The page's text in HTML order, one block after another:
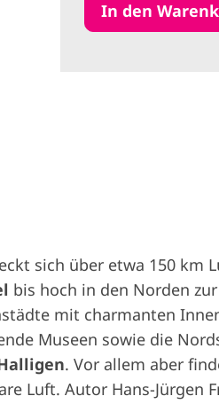
sich über etwa 150 km
bis hoch in den Norden zur
mit charmanten
Museen sowie die
. Vor allem aber
Luft. Autor Hans-Jürgen